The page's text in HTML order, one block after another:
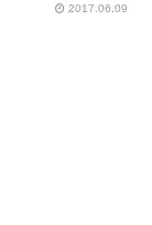
2017.06.09